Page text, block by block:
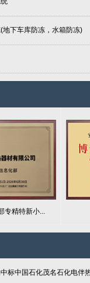
地下车库防冻，水箱防冻)
专精特新小...
标中国石化茂名石化电伴